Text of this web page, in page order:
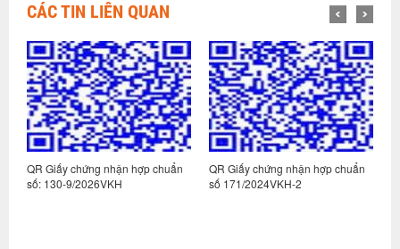
CÁC TIN LIÊN QUAN
QR Giấy chứng nhận hợp chuẩn
số: 130-9/2026VKH
QR Giấy chứng nhận hợp chuẩn
số 171/2024VKH-2